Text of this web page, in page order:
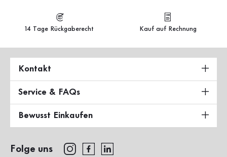
14 Tage Rückgaberecht Kauf auf Rechnung
Kontakt
Service & FAQs
Bewusst Einkaufen
Folge uns